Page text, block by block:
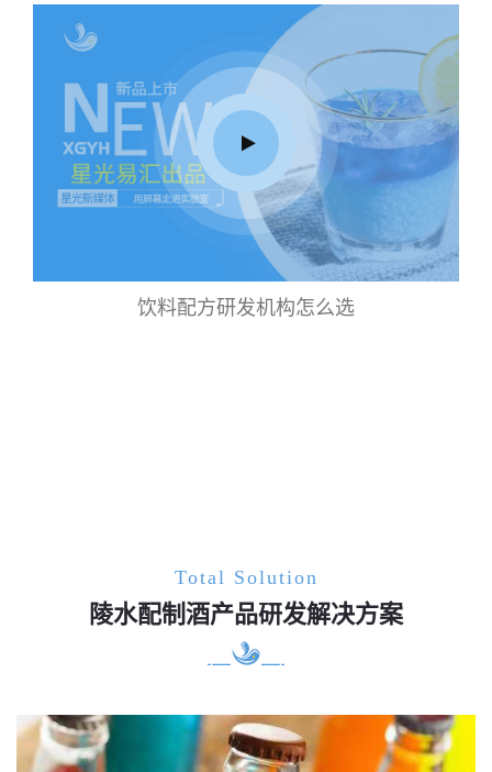
饮料配方研发机构怎么选
Total Solution
陵水配制酒产品研发解决方案